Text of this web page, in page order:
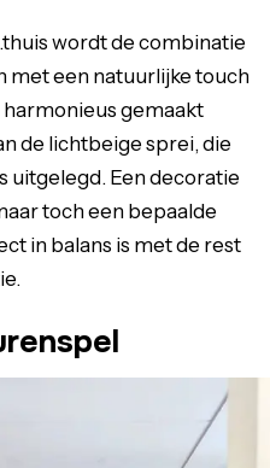
wordt de combinatie
met een natuurlijke touch
gemaakt
de lichtbeige sprei, die
uitgelegd. Een decoratie
toch een bepaalde
in balans is met de rest